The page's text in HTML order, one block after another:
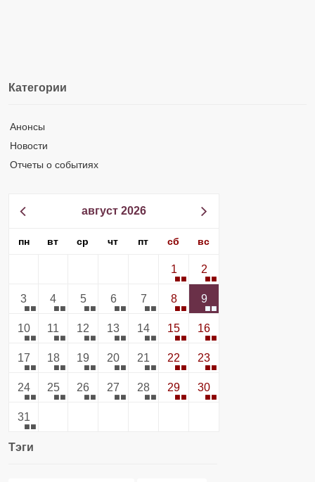
Категории
Анонсы
Новости
Отчеты о событиях
август 2026
пн вт ср чт пт сб вс
1 2
3 4 5 6 7 8 9
10 11 12 13 14 15 16
17 18 19 20 21 22 23
24 25 26 27 28 29 30
31
Тэги